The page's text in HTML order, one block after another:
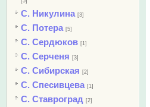
С. Никулина [3]
С. Потера [5]
С. Сердюков [1]
С. Серченя [3]
С. Сибирская [2]
С. Спесивцева [1]
С. Ставроград [2]